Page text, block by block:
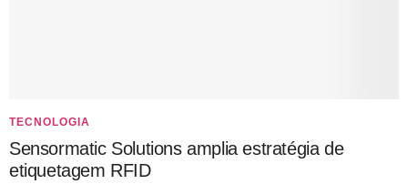
TECNOLOGIA
Sensormatic Solutions amplia estratégia de
etiquetagem RFID